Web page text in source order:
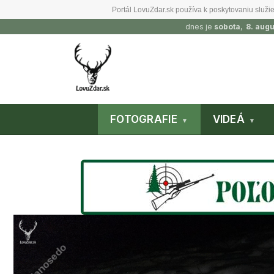
Portál LovuZdar.sk používa k poskytovaniu
dnes je sobota, 8.
FOTOGRAFIE VIDEÁ